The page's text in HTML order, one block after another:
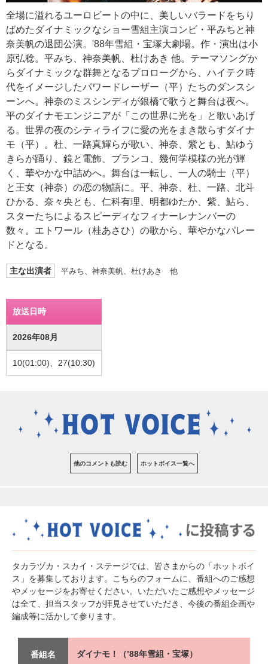
全場に溢れるユーロビートの中に、美しいバラードをちり
ばめたダイナミックなショー雪組主演コンビ・平みちと神
奈美帆の退団公演。'88年雪組・宝塚大劇場。作・演出は小
原弘稔。平みち、神奈美帆、杜けあき 他。テーマソングか
らダイナミックな群舞となるプロローグから、ハイテク時
代をイメージしたパワードレーザー（平）たちのダンスシ
ーンへ。神奈のミスシンディが銀橋で歌うと舞台は夜へ。
平のダイナモエンジニアが「この世界に光を」と歌いあげ
る。世界の夜のシティライフに愛の光をまき散らすダイナ
モ（平）。杜、一路真輝らが歌い、神奈、紫とも、鮎ゆう
きらが踊り、鏡と電飾、ブランコ、幾何学模様の光が輝
く、華やかな中詰めへ。舞台は一転し、一人の騎士（平）
と王女（神奈）の恋の物語に。平、神奈、杜、一路、北斗
ひかる、奈々央とも、仁科有理、明都ゆたか、紫、鮎ら、
スターたちによるスピーディなフィナーレナンバーの
数々。エトワール（桂あさひ）の歌から、華やかなパレー
ドとなる。
主な出演者 平みち、神奈美帆、杜けあき 他
放送日時
2026年08月
10(01:00)、27(10:30)
他のコメントも読む ホットボイス一覧へ
タカラヅカ・スカイ・ステージでは、皆さまからの「ホットボイ
ス」を募集しております。こちらのフォームに、番組へのご感想
やメッセージをお寄せください。いただいたご感想やメッセージ
は全て、担当スタッフが拝見させていただき、今後の番組企画や
編成等に活かして参ります。
番組名 ダイナモ！（’88年雪組・宝塚）